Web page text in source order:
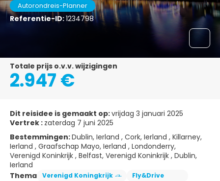
Autorondreis-Planner
Referentie-ID:1234798
Totale prijs o.v.v. wijzigingen
2.947 €
Dit reisidee is gemaakt op:vrijdag 3 januari 2025
Vertrek : zaterdag 7 juni 2025
Bestemmingen:Dublin, Ierland , Cork, Ierland , Killarney,
Ierland , Graafschap Mayo, Ierland , Londonderry,
Verenigd Koninkrijk , Belfast, Verenigd Koninkrijk , Dublin,
Ierland
Thema
Verenigd Koningkrijk Fly&Drive